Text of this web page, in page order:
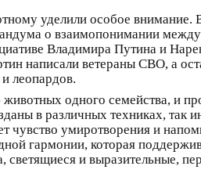
уделили особое внимание.
о взаимопонимании
Владимира Путина и
написали ветераны СВО, а
леопардов.
животных одного семейства, и
в различных техниках,
чувство умиротворения и
гармонии, которая
светящиеся и выразительные,